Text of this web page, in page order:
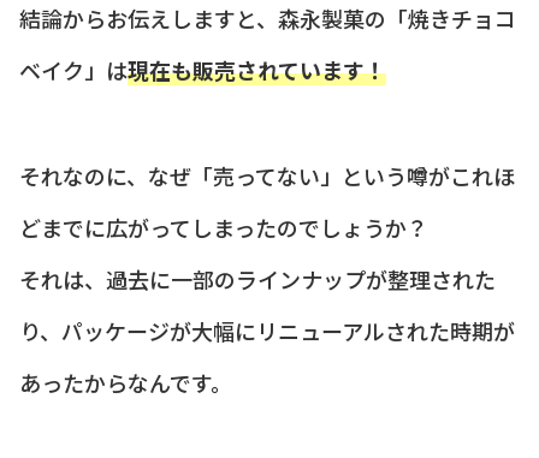
結論からお伝えしますと、森永製菓の「焼きチョコ
ベイク」は現在も販売されています！
それなのに、なぜ「売ってない」という噂がこれほ
どまでに広がってしまったのでしょうか？
それは、過去に一部のラインナップが整理された
り、パッケージが大幅にリニューアルされた時期が
あったからなんです。